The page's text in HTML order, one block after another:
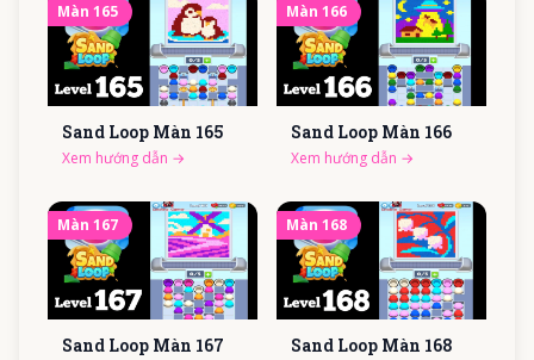
Màn 165
Sand Loop Màn 165
Xem hướng dẫn →
Màn 166
Sand Loop Màn 166
Xem hướng dẫn →
Màn 167
Sand Loop Màn 167
Màn 168
Sand Loop Màn 168